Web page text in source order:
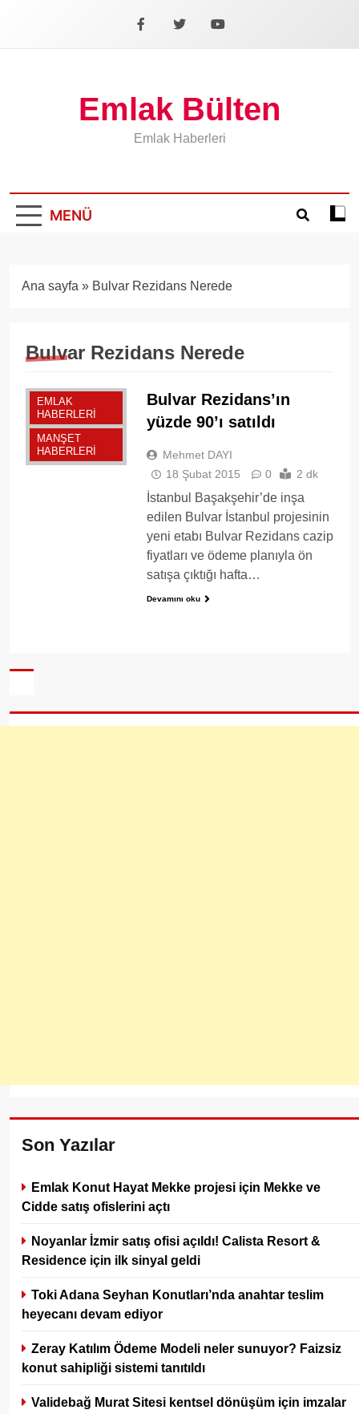
Facebook
X YouTube
Emlak Bülten
Emlak Haberleri
MENÜ
Koyu
Ana sayfa » Bulvar Rezidans Nerede
Bulvar Rezidans Nerede
EMLAK
HABERLERI
MANŞET
HABERLERI
Bulvar Rezidans’ın
yüzde 90’ı satıldı
Mehmet DAYI
18 Şubat 2015
0 2 dk
İstanbul Başakşehir’de inşa
edilen Bulvar İstanbul projesinin
yeni etabı Bulvar Rezidans cazip
fiyatları ve ödeme planıyla ön
satışa çıktığı hafta…
Devamını oku
Son Yazılar
Emlak Konut Hayat Mekke projesi için Mekke ve
Cidde satış ofislerini açtı
Noyanlar İzmir satış ofisi açıldı! Calista Resort &
Residence için ilk sinyal geldi
Toki Adana Seyhan Konutları’nda anahtar teslim
heyecanı devam ediyor
Zeray Katılım Ödeme Modeli neler sunuyor? Faizsiz
konut sahipliği sistemi tanıtıldı
Validebağ Murat Sitesi kentsel dönüşüm için imzalar